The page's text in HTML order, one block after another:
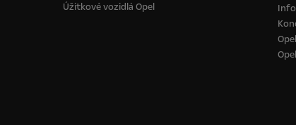
Úžitkové vozidlá Opel